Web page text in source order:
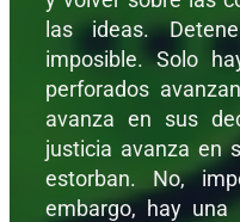
las ideas.
imposible. Solo
perforados
avanza en sus
justicia avanza en
estorban. No,
embargo, hay una